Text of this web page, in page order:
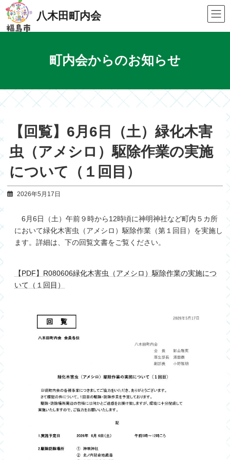
Skip
to
the
content
Skip
to
the
Navigation
八木田町内会
町内会からのお知らせ
【回覧】6月6日（土）緑化木害
虫（アメシロ）駆除作業の実施
について（１回目）
2026年5月17日
6月6日（土）午前９時から12時頃に神明神社など町内５カ所
において緑化木害虫（アメシロ）駆除作業（第１回目）を実施し
ます。詳細は、下の回覧文書をご覧ください。
【PDF】R080606緑化木害虫（アメシロ）駆除作業の実施につ
いて（１回目）